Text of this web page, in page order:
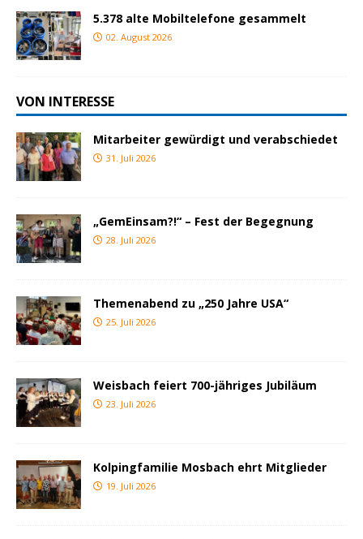
5.378 alte Mobiltelefone gesammelt
02. August 2026
VON INTERESSE
Mitarbeiter gewürdigt und verabschiedet
31. Juli 2026
„GemEinsam?!“ – Fest der Begegnung
28. Juli 2026
Themenabend zu „250 Jahre USA“
25. Juli 2026
Weisbach feiert 700-jähriges Jubiläum
23. Juli 2026
Kolpingfamilie Mosbach ehrt Mitglieder
19. Juli 2026